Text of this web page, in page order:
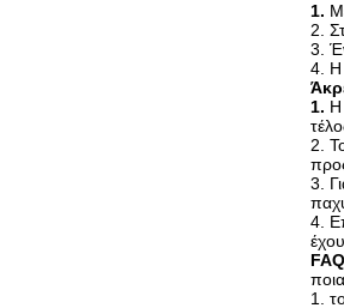
1.
2.
3.
4. Η
1. Η
2.
3.
4.
FAQ
1.